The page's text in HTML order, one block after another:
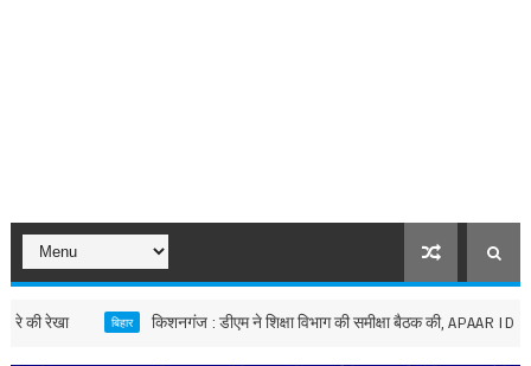
रेखा किशनगंज : डीएम ने शिक्षा विभाग की समीक्षा बैठक की, APAAR ID और स्कूल